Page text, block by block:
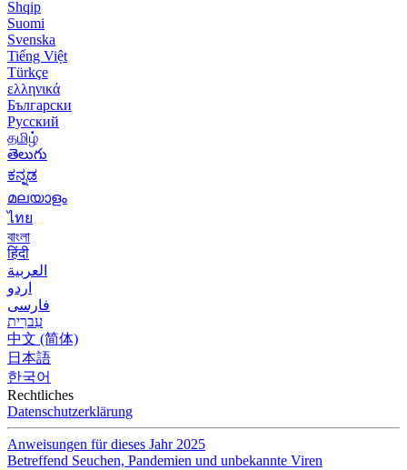
Shqip
Suomi
Svenska
Tiếng Việt
Türkçe
ελληνικά
Български
Русский
தமிழ்
తెలుగు
ಕನ್ನಡ
മലയാളം
ไทย
বাংলা
हिंदी
العربية
اردو
فارسی
עִברִית
中文 (简体)
日本語
한국어
Rechtliches
Datenschutzerklärung
Anweisungen für dieses Jahr 2025
Betreffend Seuchen, Pandemien und unbekannte Viren